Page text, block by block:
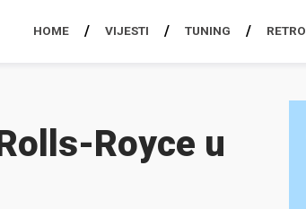
HOME VIJESTI TUNING RETRO
Royce u